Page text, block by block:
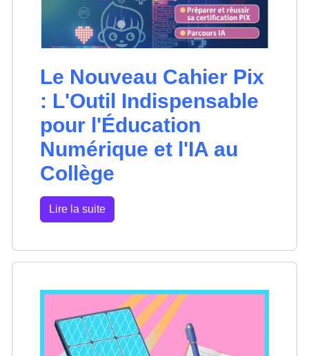
Le Nouveau Cahier Pix
: L'Outil Indispensable
pour l'Éducation
Numérique et l'IA au
Collège
Lire la suite